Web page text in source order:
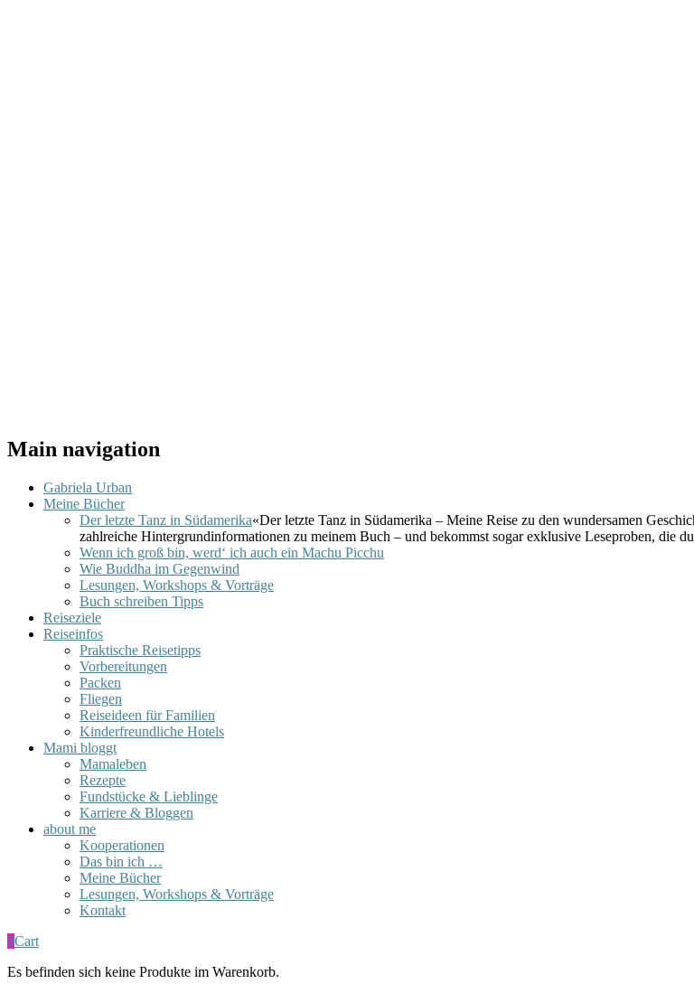
Main navigation
Gabriela Urban
Meine Bücher
Der letzte Tanz in Südamerika«Der letzte Tanz in Südamerika – Meine Reise zu den wundersamen
zahlreiche Hintergrundinformationen zu meinem Buch – und bekommst sogar exklusive Leseproben, die
Wenn ich groß bin, werd‘ ich auch ein Machu Picchu
Wie Buddha im Gegenwind
Lesungen, Workshops & Vorträge
Buch schreiben Tipps
Reiseziele
Reiseinfos
Praktische Reisetipps
Vorbereitungen
Packen
Fliegen
Reiseideen für Familien
Kinderfreundliche Hotels
Mami bloggt
Mamaleben
Rezepte
Fundstücke & Lieblinge
Karriere & Bloggen
about me
Kooperationen
Das bin ich …
Meine Bücher
Lesungen, Workshops & Vorträge
Kontakt
0Cart
Es befinden sich keine Produkte im Warenkorb.